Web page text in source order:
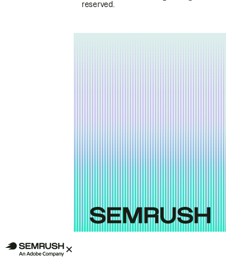
reserved.